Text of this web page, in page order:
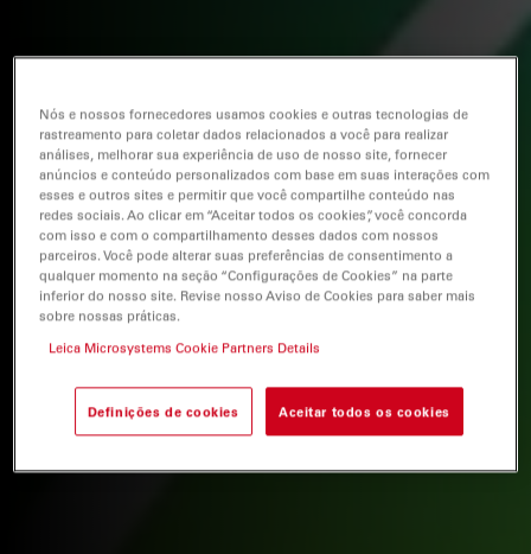
Nós e nossos fornecedores usamos cookies e outras tecnologias de
rastreamento para coletar dados relacionados a você para realizar
análises, melhorar sua experiência de uso de nosso site, fornecer
anúncios e conteúdo personalizados com base em suas interações com
esses e outros sites e permitir que você compartilhe conteúdo nas
redes sociais. Ao clicar em “Aceitar todos os cookies”, você concorda
com isso e com o compartilhamento desses dados com nossos
parceiros. Você pode alterar suas preferências de consentimento a
qualquer momento na seção “Configurações de Cookies” na parte
inferior do nosso site. Revise nosso Aviso de Cookies para saber mais
sobre nossas práticas.
Leica Microsystems Cookie Partners Details
Definições de cookies Aceitar todos os cookies